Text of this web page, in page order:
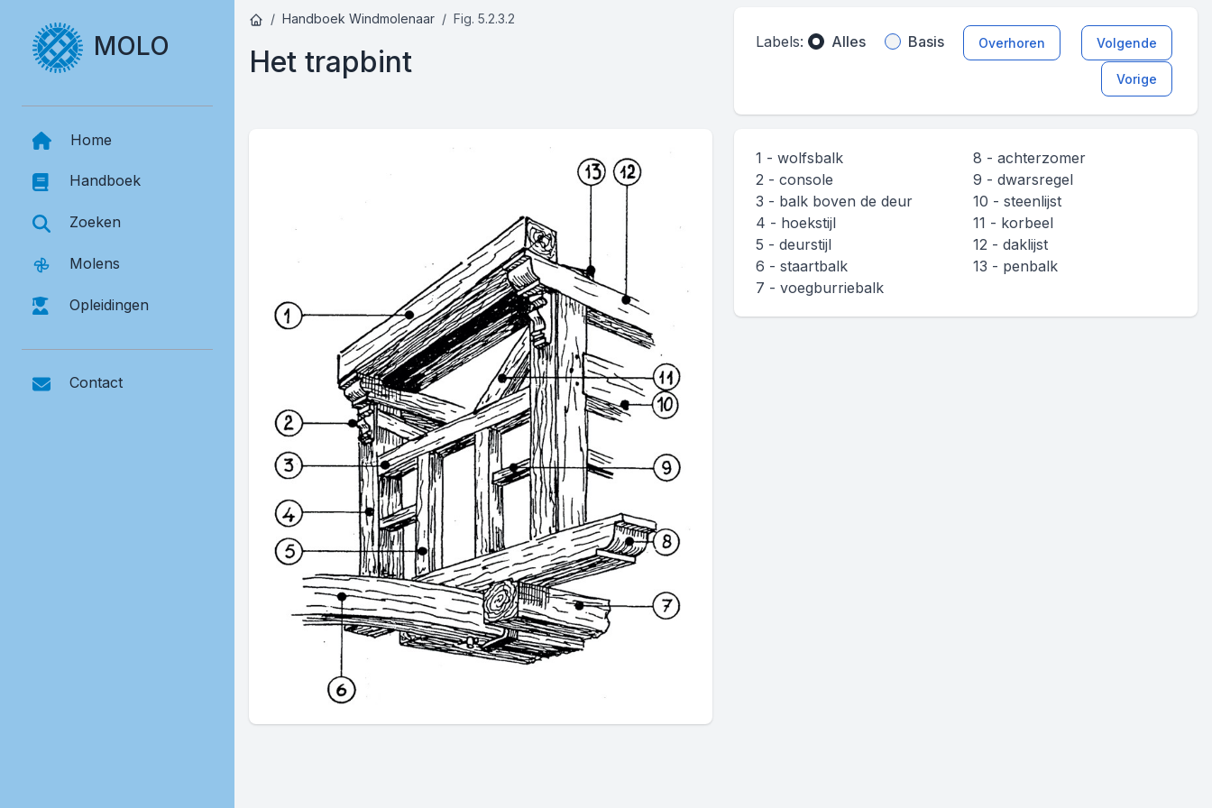
MOLO
Home
Handboek
Zoeken
Molens
Opleidingen
Contact
Handboek Windmolenaar Fig. 5.2.3.2
Het trapbint
Labels: Alles Basis Overhoren Volgende
Vorige
1 - wolfsbalk
2 - console
3 - balk boven de deur
4 - hoekstijl
5 - deurstijl
6 - staartbalk
7 - voegburriebalk
8 - achterzomer
9 - dwarsregel
10 - steenlijst
11 - korbeel
12 - daklijst
13 - penbalk